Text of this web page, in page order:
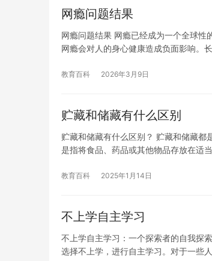
网瘾问题结果
网瘾问题结果 网瘾已经成为一个全球性
网瘾会对人的身心健康造成负面影响。
教育百科 2026年3月9日
贮藏和储藏有什么区别
贮藏和储藏有什么区别？ 贮藏和储藏都
是指将食品、药品或其他物品存放在适
教育百科 2025年1月14日
不上学自主学习
不上学自主学习：一个探索者的自我探
选择不上学，进行自主学习。对于一些